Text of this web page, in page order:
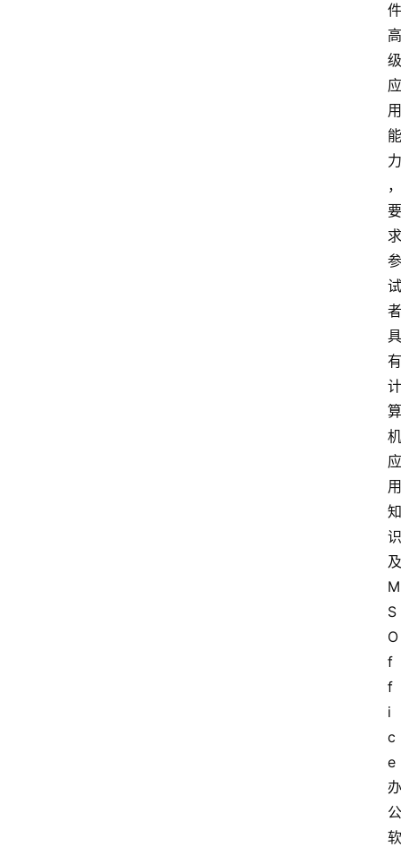
件
高
级
应
用
能
力
，
要
求
参
试
者
具
有
计
算
机
应
用
知
识
及
M
S
O
f
f
i
c
e
办
公
软